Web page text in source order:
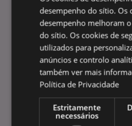
Entregas e
Promoções
Informação sobre
Feiras e
Visita Virtual ao
Política de
Termos e
Encomendas à medida,
Informação sobre os
desempenho do sítio. Os
desempenho melhoram
do sítio. Os cookies de
utilizados para
anúncios e controlo
também ver mais
Política de Privacidade
Estritamente
necessários